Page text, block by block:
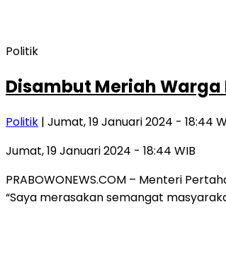
Politik
Disambut Meriah
Politik | Jumat, 19 Januari 2024 - 18:44
Jumat, 19 Januari 2024 - 18:44 WIB
PRABOWONEWS.COM – Menteri
“Saya merasakan semangat